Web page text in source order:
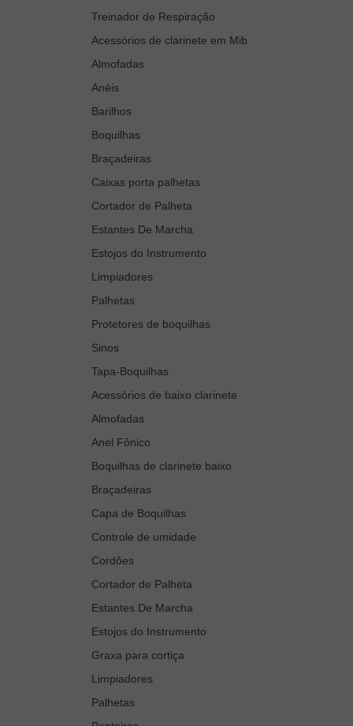
Treinador de Respiração
Acessórios de clarinete em Mib
Almofadas
Anéis
Barilhos
Boquilhas
Braçadeiras
Caixas porta palhetas
Cortador de Palheta
Estantes De Marcha
Estojos do Instrumento
Limpiadores
Palhetas
Protetores de boquilhas
Sinos
Tapa-Boquilhas
Acessórios de baixo clarinete
Almofadas
Anel Fônico
Boquilhas de clarinete baixo
Braçadeiras
Capa de Boquilhas
Controle de umidade
Cordôes
Cortador de Palheta
Estantes De Marcha
Estojos do Instrumento
Graxa para cortiça
Limpiadores
Palhetas